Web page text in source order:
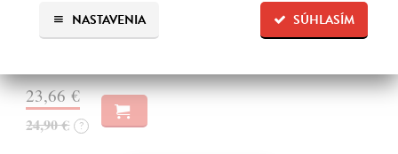
SÚHLASÍM
NASTAVENIA
„Neplač, dieťa moje. Každá žena je otrokyňa, tak ani ty nebudeš
vyvolená,“ hovorí babka svojej mladej vnučke.
23,66 €
24,90 € ?